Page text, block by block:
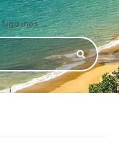
Siga-nos